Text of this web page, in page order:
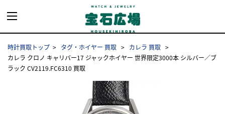
時計買取トップ タグ・ホイヤー 買取
カレラ 買取
カレラ クロノ キャリバー17 ジャックホイヤー 世界限定3000本 シルバー／ブ
ラック CV2119.FC6310 買取